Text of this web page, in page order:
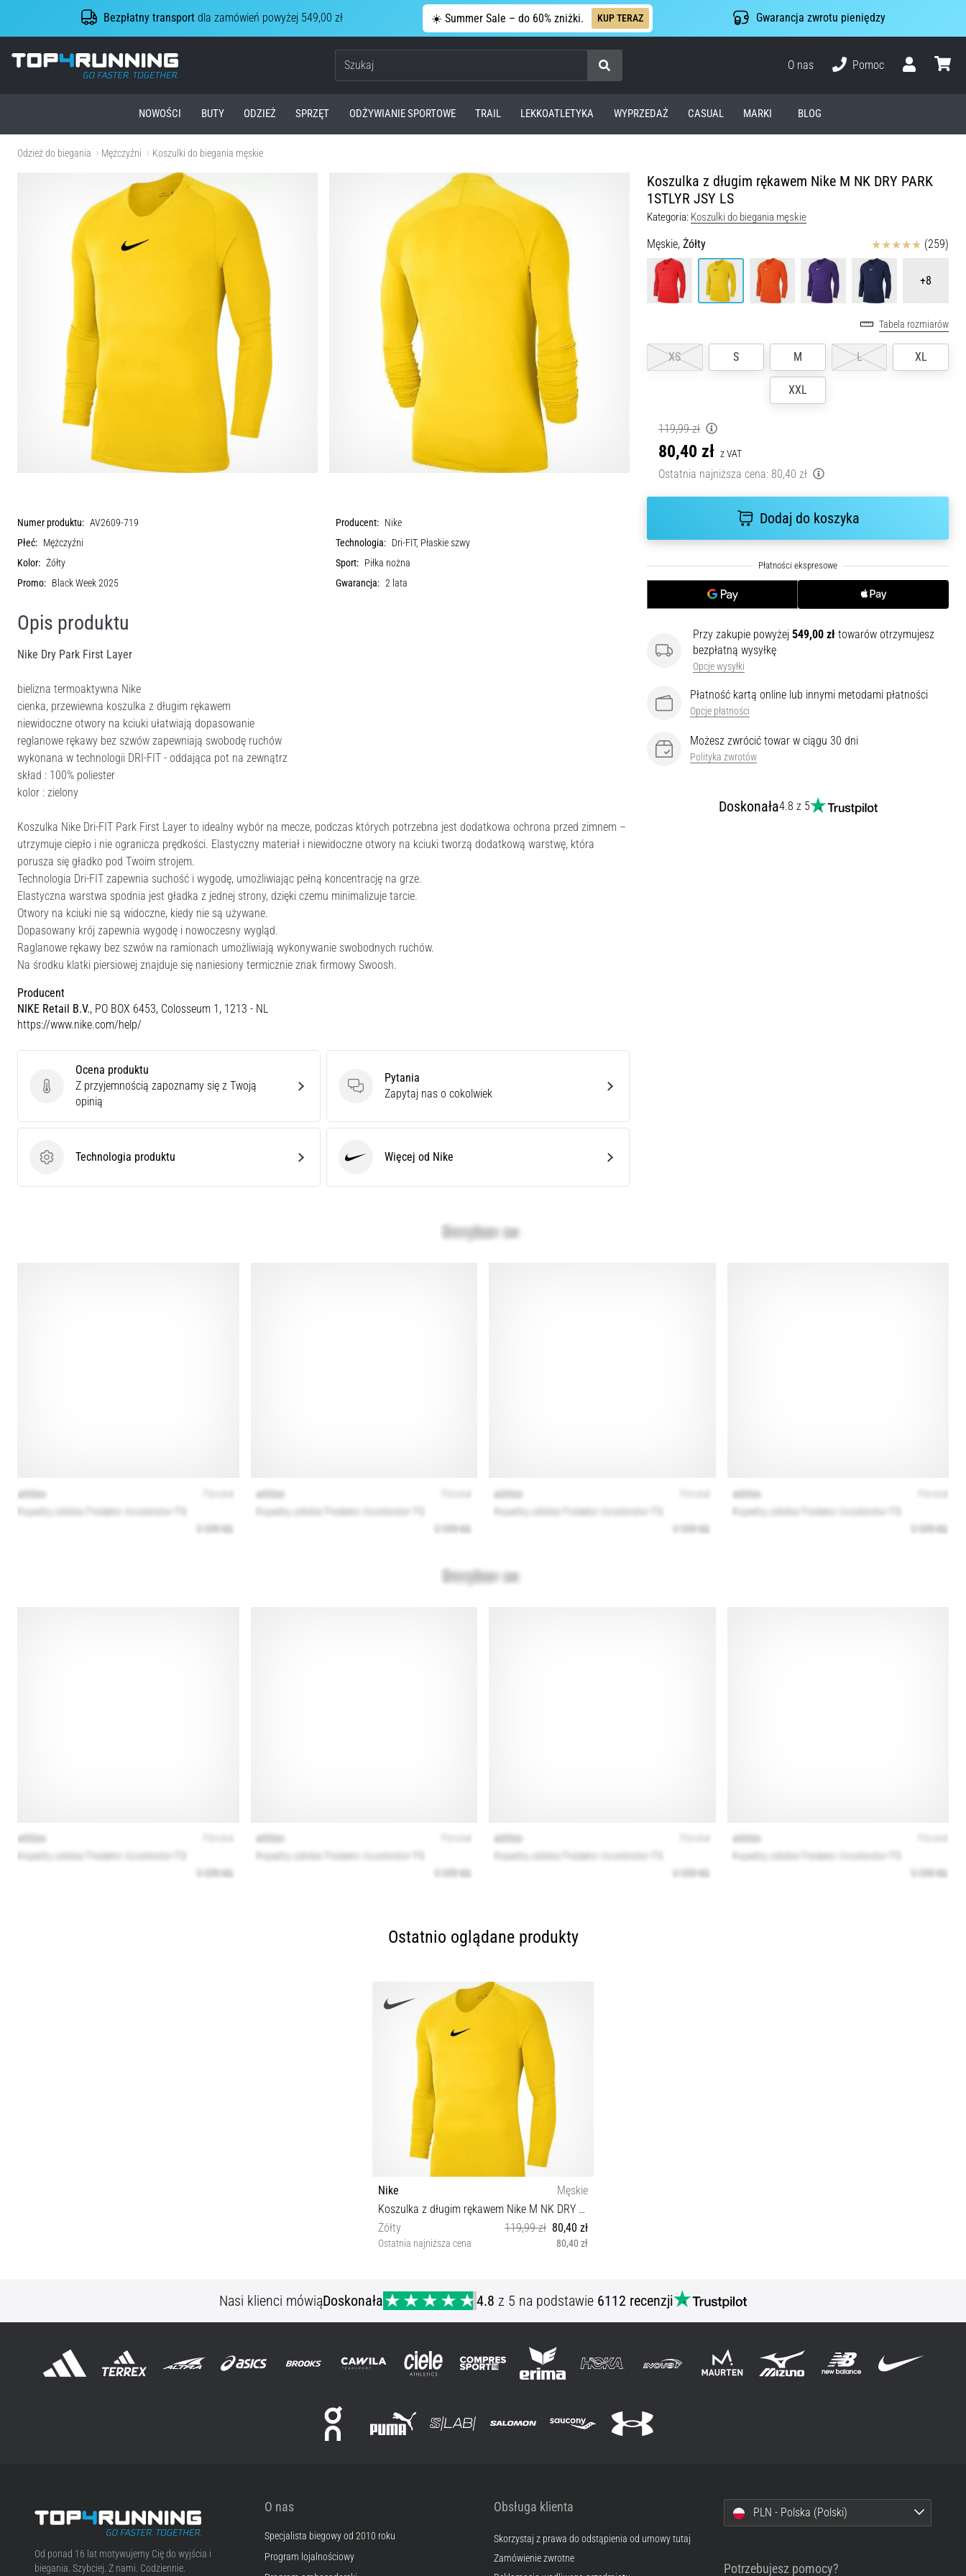
Bezpłatny transportdla zamówień powyżej 549,00 zł ☀️ Summer Sale – do 60% zniżki. KUP TERAZ Gwarancja zwrotu pieniędzy
Top4Running.pl
Szukaj
O nas
Pomoc
NOWOŚCI BUTY ODZIEŻ SPRZĘT ODŻYWIANIE SPORTOWE TRAIL LEKKOATLETYKA WYPRZEDAŻ CASUAL MARKI BLOG
Odzież do biegania Mężczyźni Koszulki do biegania męskie
Koszulka z długim rękawem Nike M NK DRY PARK
1STLYR JSY LS
Kategoria: Koszulki do biegania męskie
Męskie, Żółty Ocena (259)
+8
Tabela rozmiarów
XS S M L XL
XXL
119,99 zł
80,40 zł z VAT
Ostatnia najniższa cena: 80,40 zł
Dodaj do koszyka
Przy zakupie powyżej 549,00 zł towarów otrzymujesz
bezpłatną wysyłkę
Opcje wysyłki
Płatność kartą online lub innymi metodami płatności
Opcje płatności
Możesz zwrócić towar w ciągu 30 dni
Polityka zwrotów
Doskonała4.8 z 5
Numer produktu: AV2609-719 Producent: Nike
Płeć: Mężczyźni Technologia: Dri-FIT, Płaskie szwy
Kolor: Żółty Sport: Piłka nożna
Promo: Black Week 2025 Gwarancja: 2 lata
Opis produktu
Nike Dry Park First Layer
bielizna termoaktywna Nike
cienka, przewiewna koszulka z długim rękawem
niewidoczne otwory na kciuki ułatwiają dopasowanie
reglanowe rękawy bez szwów zapewniają swobodę ruchów
wykonana w technologii DRI-FIT - oddająca pot na zewnątrz
skład : 100% poliester
kolor : zielony
Koszulka Nike Dri-FIT Park First Layer to idealny wybór na mecze, podczas których potrzebna jest dodatkowa ochrona przed zimnem –
utrzymuje ciepło i nie ogranicza prędkości. Elastyczny materiał i niewidoczne otwory na kciuki tworzą dodatkową warstwę, która
porusza się gładko pod Twoim strojem.
Technologia Dri-FIT zapewnia suchość i wygodę, umożliwiając pełną koncentrację na grze.
Elastyczna warstwa spodnia jest gładka z jednej strony, dzięki czemu minimalizuje tarcie.
Otwory na kciuki nie są widoczne, kiedy nie są używane.
Dopasowany krój zapewnia wygodę i nowoczesny wygląd.
Raglanowe rękawy bez szwów na ramionach umożliwiają wykonywanie swobodnych ruchów.
Na środku klatki piersiowej znajduje się naniesiony termicznie znak firmowy Swoosh.
Producent
NIKE Retail B.V., PO BOX 6453, Colosseum 1, 1213 - NL
https://www.nike.com/help/
Ocena produktu
Ocena produktu
Z przyjemnością zapoznamy się z Twoją
opinią
Pytania
Pytania
Zapytaj nas o cokolwiek
Technologia produktu
Technologia produktu Więcej od Nike
Ostatnio oglądane produkty
Nike
Męskie
Koszulka z długim rękawem Nike M NK DRY PARK 1STLYR JSY LS
Żółty
119,99 zł 80,40 zł
Ostatnia najniższa cena 80,40 zł
Nasi klienci mówiąDoskonała 4.8 z 5 na podstawie 6112 recenzji
Top4Running.pl
Od ponad 16 lat motywujemy Cię do wyjścia i
biegania. Szybciej. Z nami. Codziennie.
O nas
Specjalista biegowy od 2010 roku
Program lojalnościowy
Obsługa klienta
Skorzystaj z prawa do odstąpienia od umowy tutaj
Zamówienie zwrotne
PLN - Polska (Polski)
Potrzebujesz pomocy?